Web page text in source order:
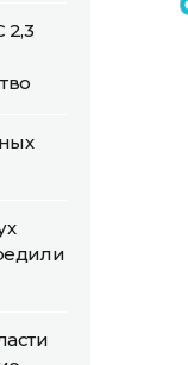
2,3